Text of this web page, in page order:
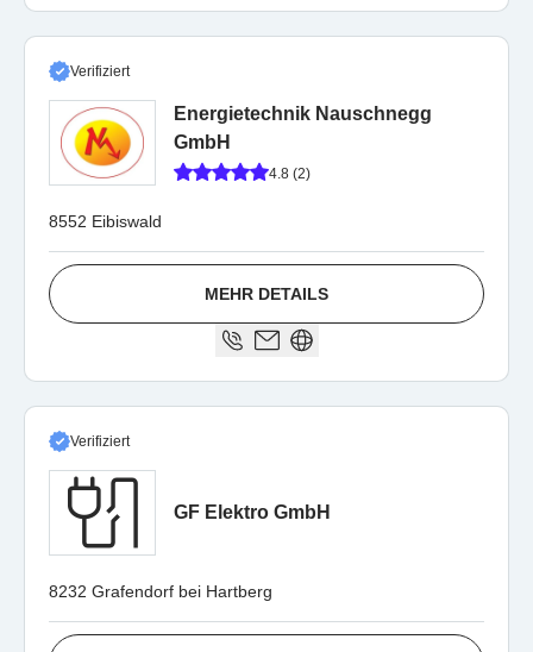
Verifiziert
Energietechnik Nauschnegg
GmbH
4.8 (2)
8552 Eibiswald
MEHR DETAILS
Verifiziert
GF Elektro GmbH
8232 Grafendorf bei Hartberg